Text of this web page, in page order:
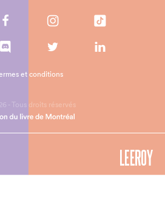
- Tous droits réservés
et conditions